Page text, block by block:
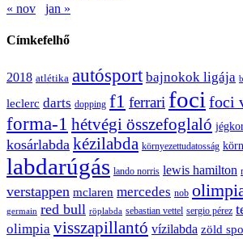
« nov
jan »
Címkefelhő
2018 atlétika autósport bajnokok ligája
leclerc darts dopping f1 ferrari foci foci
forma-1 hétvégi összefoglaló
kosárlabda kézilabda környezettudatosság
labdarúgás lando norris lewis hamilton
verstappen mclaren mercedes nob
germain red bull röplabda sebastian vettel sergio pérez
olimpia visszapillantó vízilabda zöld